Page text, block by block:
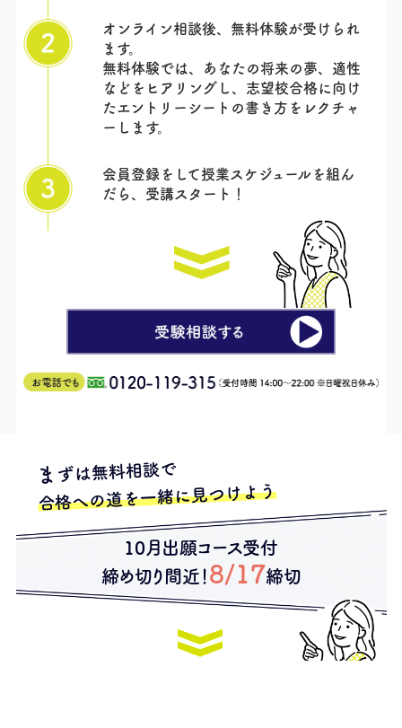
オンライン相談後、無料体験が受けられ
ます。
無料体験では、あなたの将来の夢、適性
などをヒアリングし、志望校合格に向け
たエントリーシートの書き方をレクチャ
ーします。
会員登録をして授業スケジュールを組ん
だら、 受講スタート！
ま ずは無料相談で
合格への道を一緒に見つけよう
10月出願コース受付
締め切り間近！ 8/17締切